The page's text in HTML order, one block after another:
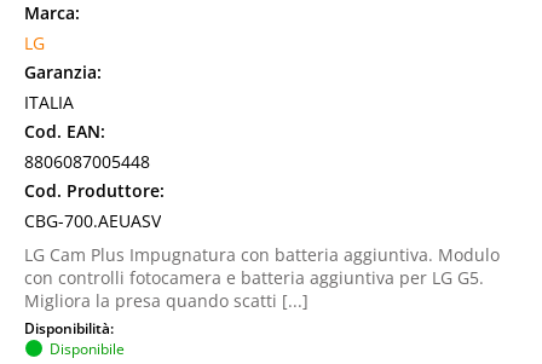
Marca:
LG
Garanzia:
ITALIA
Cod. EAN:
8806087005448
Cod. Produttore:
CBG-700.AEUASV
LG Cam Plus Impugnatura con batteria aggiuntiva. Modulo
con controlli fotocamera e batteria aggiuntiva per LG G5.
Migliora la presa quando scatti [...]
Disponibilità:
Disponibile